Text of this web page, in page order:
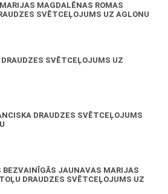
MAGDALĒNAS ROMAS
SVĒTCEĻOJUMS UZ AGLONU
SVĒTCEĻOJUMS UZ
DRAUDZES SVĒTCEĻOJUMS
BEZVAINĪGĀS JAUNAVAS MARIJAS
DRAUDZES SVĒTCEĻOJUMS UZ